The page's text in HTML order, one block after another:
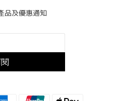
品及優惠通知